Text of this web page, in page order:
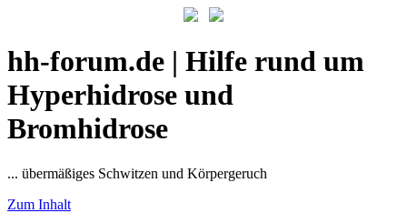
hh-forum.de | Hilfe rund um
Hyperhidrose und
Bromhidrose
... übermäßiges Schwitzen und Körpergeruch
Zum Inhalt